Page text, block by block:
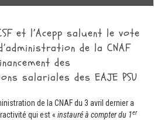
et l’Acepp saluent le vote
de la CNAF
des
salariales des EAJE PSU
de la CNAF du 3 avril dernier a
qui est « instauré à compter du 1er